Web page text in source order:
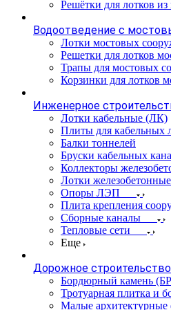
Решётки для лотков
Водоотведение с
Лотки мостовых
Решетки для лотков
Трапы для мостовых
Корзинки для лотков
Инженерное
Лотки кабельные (ЛК)
Плиты для кабельных
Балки тоннелей
Бруски кабельных
Коллекторы
Лотки железобетонные
Опоры ЛЭП
Плита крепления
Сборные каналы
Тепловые сети
Еще
Дорожное
Бордюрный камень
Тротуарная плитка и
Малые